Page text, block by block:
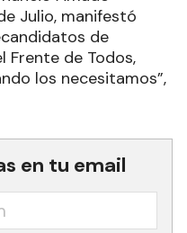
Julio, manifestó
de
Frente de Todos,
los necesitamos”,
en tu email